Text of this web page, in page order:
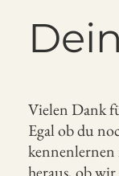
Vielen Dank
Egal ob du
kennenlernen